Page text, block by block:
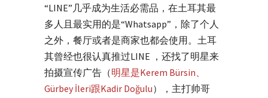
“LINE”几乎成为生活必需品，在土耳其最
多人且最实用的是“Whatsapp”，除了个人
之外，餐厅或者是商家也都会使用。土耳
其曾经也很认真推过LINE ，还找了明星来
拍摄宣传广告（明星是Kerem Bürsin、
Gürbey İleri跟Kadir Doğulu），主打帅哥